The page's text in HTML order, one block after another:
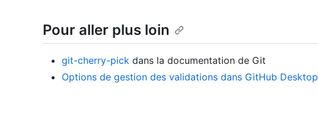
Pour aller plus loin
git-cherry-pick dans la documentation de Git
Options de gestion des validations dans GitHub Desktop